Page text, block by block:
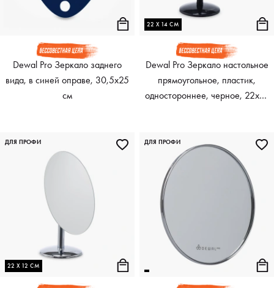
Dewal Pro Зеркало заднего
вида, в синей оправе, 30,5х25
см
22 Х 14 СМ
Dewal Pro Зеркало настольное
прямоугольное, пластик,
одностороннее, черное, 22х14
22 Х 12 СМ
ДЛЯ ПРОФИ ДЛЯ ПРОФИ